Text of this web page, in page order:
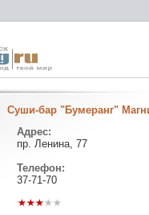
Суши-бар "Бумеранг"
Адрес:
пр. Ленина, 77
Телефон:
37-71-70